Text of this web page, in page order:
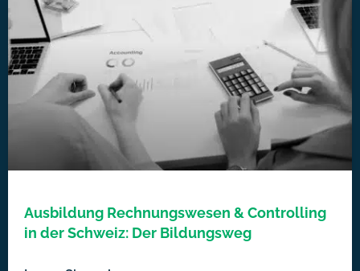
Ausbildung Rechnungswesen & Controlling
in der Schweiz: Der Bildungsweg